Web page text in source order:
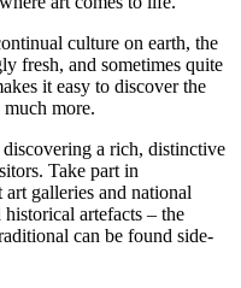
culture on earth, the
fresh, and sometimes quite
it easy to discover the
much more.
a rich, distinctive
Take part in
galleries and national
artefacts – the
can be found side-